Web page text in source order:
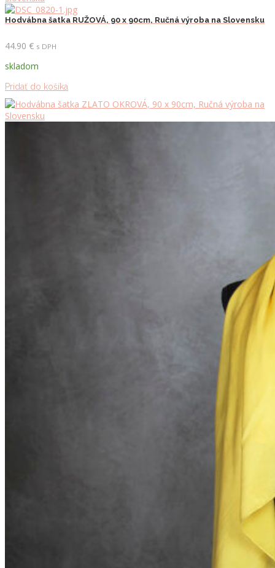
Hodvábna šatka RUŽOVÁ, 90 x 90cm, Ručná výroba na Slovensku
44.90 € s DPH
skladom
Pridať do košíka